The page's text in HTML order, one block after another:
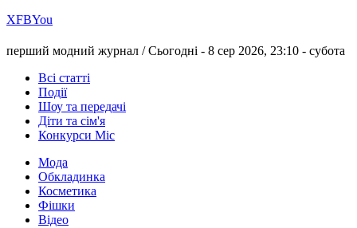
ХFBYou
перший модний журнал /Сьогодні - 8 сер 2026, 23:10 - субота
Всі статті
Події
Шоу та передачі
Діти та сім'я
Конкурси Міс
Мода
Обкладинка
Косметика
Фішки
Відео